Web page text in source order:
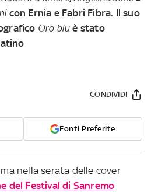
con Ernia e Fabri Fibra. Il suo
Oro bluè stato
Fonti Preferite
CONDIVIDI
nella serata delle cover
del Festival di Sanremo